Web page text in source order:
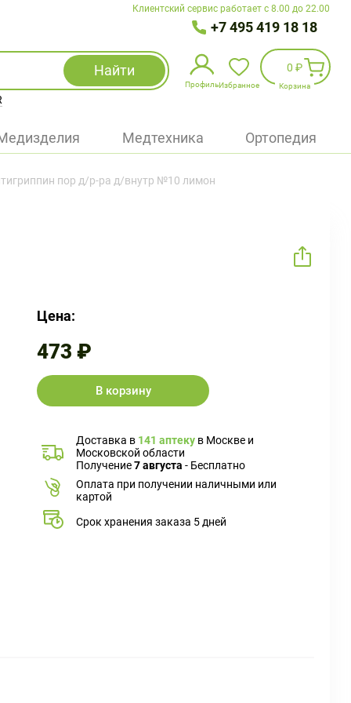
Клиентский сервис работает с 8.00 до 22.00
+7 495 419 18 18
Найти
Профиль
Избранное
Войти
Избранное
0 ₽
Корзина
Медтехника Ортопедия
пор д/р-ра д/внутр №10 лимон
Цена:
473 ₽
В корзину
Доставка в 141 аптеку в Москве и
Московской области
Получение7 августа - Бесплатно
Оплата при получении наличными или
картой
Срок хранения заказа 5 дней